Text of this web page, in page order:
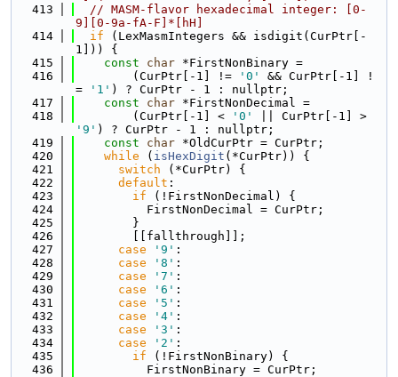
  413
// MASM-flavor hexadecimal integer: [0-
9][0-9a-fA-F]*[hH]
  414
if (LexMasmIntegers && isdigit(CurPtr[-
1])) {
  415
const char *FirstNonBinary =
  416
        (CurPtr[-1] !=
'0'
&& CurPtr[-1] !
=
'1' ) ? CurPtr - 1 : nullptr;
  417
const char *FirstNonDecimal =
  418
        (CurPtr[-1] <
'0'
'9' ) ? CurPtr - 1 : nullptr;
  419
const char *OldCurPtr = CurPtr;
  420
while ( isHexDigit (*CurPtr)) {
  421
switch (*CurPtr) {
  422
default :
  423
if (!FirstNonDecimal) {
  424
          FirstNonDecimal = CurPtr;
  425
        }
  426
        [[fallthrough]];
  427
case '9' :
  428
case '8' :
  429
case '7' :
  430
case '6' :
  431
case '5' :
  432
case '4' :
  433
case '3' :
  434
case '2' :
  435
if (!FirstNonBinary) {
  436
          FirstNonBinary = CurPtr;